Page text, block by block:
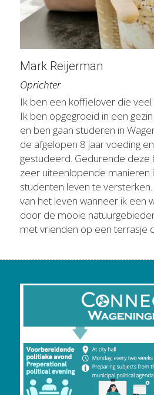
Mark Reijerman
Oprichter
Ik ben een koffielover die
Ik ben opgegroeid in een
en ben gaan studeren in
de afgelopen 8 jaar voeding
gestudeerd. Gedurende deze
zeer uiteenlopende manieren
studenten leven te
van het leven wanneer ik een
door de mooie
met vrienden op een terrasje